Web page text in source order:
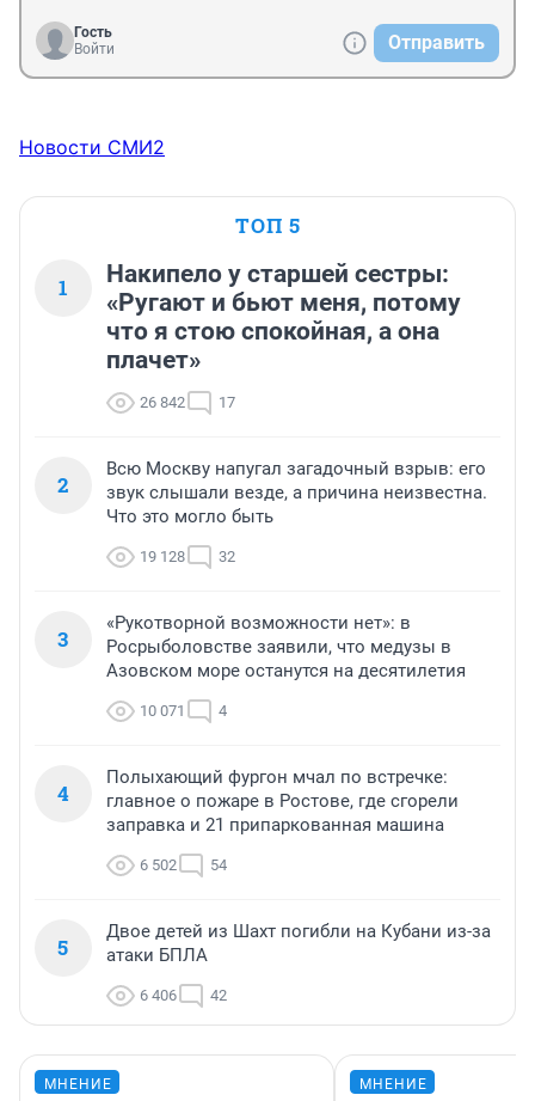
Гость
Войти
Отправить
Новости СМИ2
ТОП 5
1
Накипело у старшей сестры:
«Ругают и бьют меня, потому
что я стою спокойная, а она
плачет»
26 842 17
2
Всю Москву напугал загадочный взрыв: его
звук слышали везде, а причина неизвестна.
Что это могло быть
19 128 32
3
«Рукотворной возможности нет»: в
Росрыболовстве заявили, что медузы в
Азовском море останутся на десятилетия
10 071 4
4
Полыхающий фургон мчал по встречке:
главное о пожаре в Ростове, где сгорели
заправка и 21 припаркованная машина
6 502 54
5
Двое детей из Шахт погибли на Кубани из-за
атаки БПЛА
6 406 42
МНЕНИЕ МНЕНИЕ